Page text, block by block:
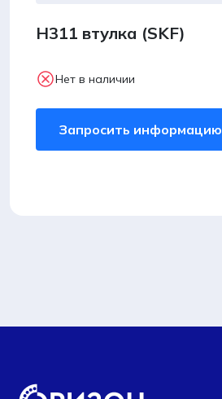
H311 втулка (SKF)
Нет в наличии
Запросить информацию